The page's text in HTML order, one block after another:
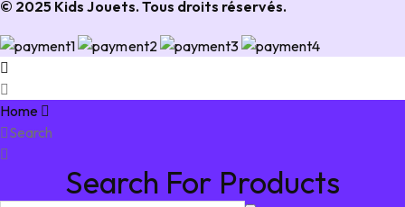
© 2025 Kids Jouets. Tous droits réservés.
Home
Search
Search For Products